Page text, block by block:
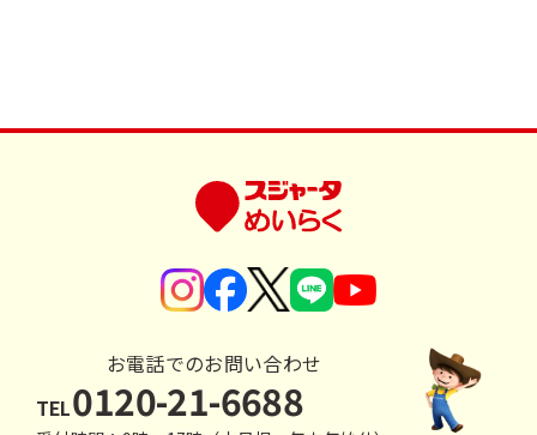
お電話でのお問い合わせ
TEL0120-21-6688